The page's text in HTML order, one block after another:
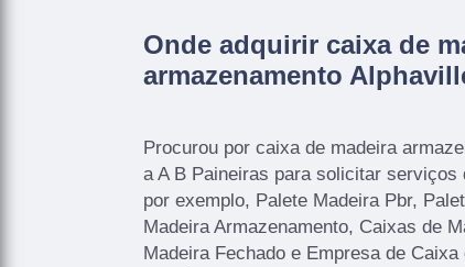
Onde adquirir caixa de
armazenamento
Procurou por caixa de madeira
a A B Paineiras para solicitar serviços
por exemplo, Palete Madeira Pbr,
Madeira Armazenamento, Caixas de
Madeira Fechado e Empresa de